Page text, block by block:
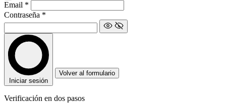
Email *
Contraseña *
Iniciar sesión
Volver al formulario
Verificación en dos pasos